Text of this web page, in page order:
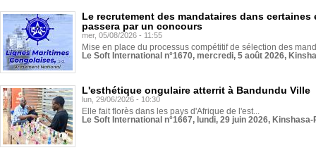
Le recrutement des mandataires dans
passera par un concours
mer, 05/08/2026 - 11:55
Mise en place du processus compétitif de sélection des
Le Soft International n°1670, mercredi, 5 août 2026,
L'esthétique ongulaire atterrit à Bandundu Ville
lun, 29/06/2026 - 10:30
Elle fait florès dans les pays d'Afrique de l'est...
Le Soft International n°1667, lundi, 29 juin 2026,